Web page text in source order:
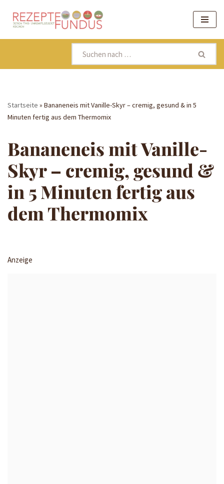
Zum
Inhalt
Startseite » Bananeneis mit Vanille-Skyr – cremig, gesund & in 5
Minuten fertig aus dem Thermomix
Bananeneis mit Vanille-
Skyr – cremig, gesund &
in 5 Minuten fertig aus
dem Thermomix
Anzeige